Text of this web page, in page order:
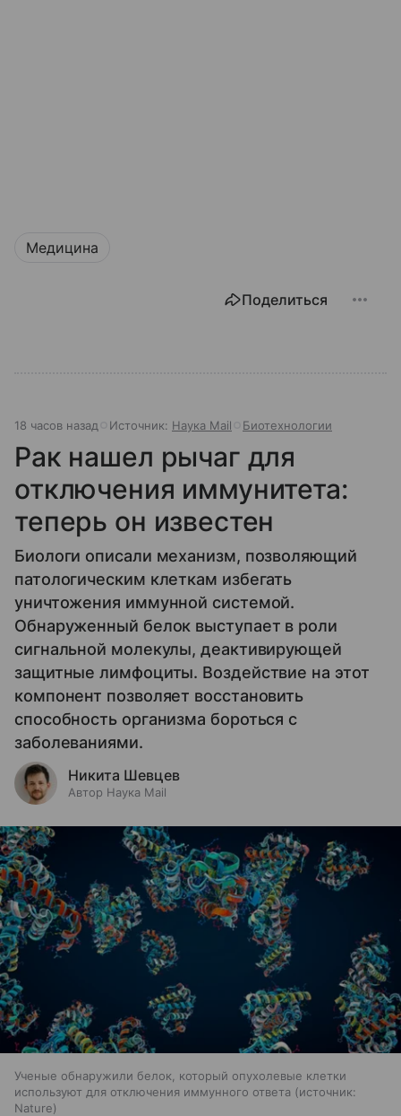
Медицина
Поделиться
18 часов назад Источник: Наука Mail Биотехнологии
Рак нашел рычаг для
отключения иммунитета:
теперь он известен
Биологи описали механизм, позволяющий
патологическим клеткам избегать
уничтожения иммунной системой.
Обнаруженный белок выступает в роли
сигнальной молекулы, деактивирующей
защитные лимфоциты. Воздействие на этот
компонент позволяет восстановить
способность организма бороться с
заболеваниями.
Никита Шевцев
Автор Наука Mail
Ученые обнаружили белок, который опухолевые клетки
используют для отключения иммунного ответа
источник:
Nature